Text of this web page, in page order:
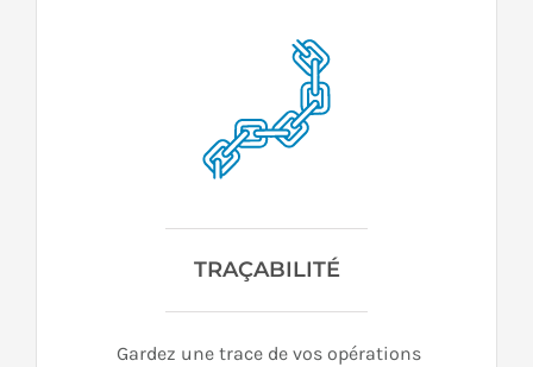
TRAÇABILITÉ
Gardez une trace de vos opérations